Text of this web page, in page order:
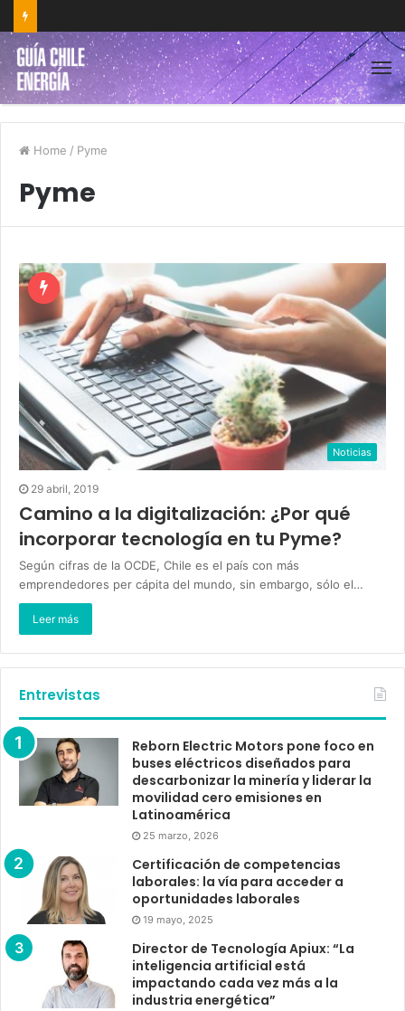
Home / Pyme
Pyme
Noticias
29 abril, 2019
Camino a la digitalización: ¿Por qué
incorporar tecnología en tu Pyme?
Según cifras de la OCDE, Chile es el país con más
emprendedores per cápita del mundo, sin embargo, sólo el…
Leer más
Entrevistas
Reborn Electric Motors pone foco en
buses eléctricos diseñados para
descarbonizar la minería y liderar la
movilidad cero emisiones en
Latinoamérica
25 marzo, 2026
Certificación de competencias
laborales: la vía para acceder a
oportunidades laborales
19 mayo, 2025
Director de Tecnología Apiux: “La
inteligencia artificial está
impactando cada vez más a la
industria energética”